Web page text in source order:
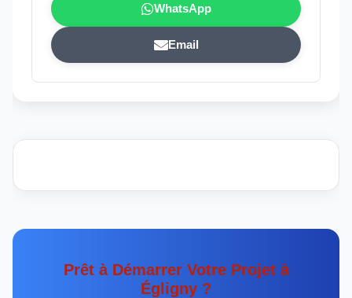
WhatsApp
Email
Prêt à Démarrer Votre Projet à
Égligny ?